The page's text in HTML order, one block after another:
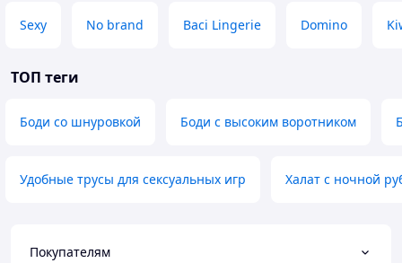
Sexy No brand Baci Lingerie Domino
ТОП теги
Боди со шнуровкой Боди с высоким воротником
Удобные трусы для сексуальных игр Халат с ночной
Покупателям